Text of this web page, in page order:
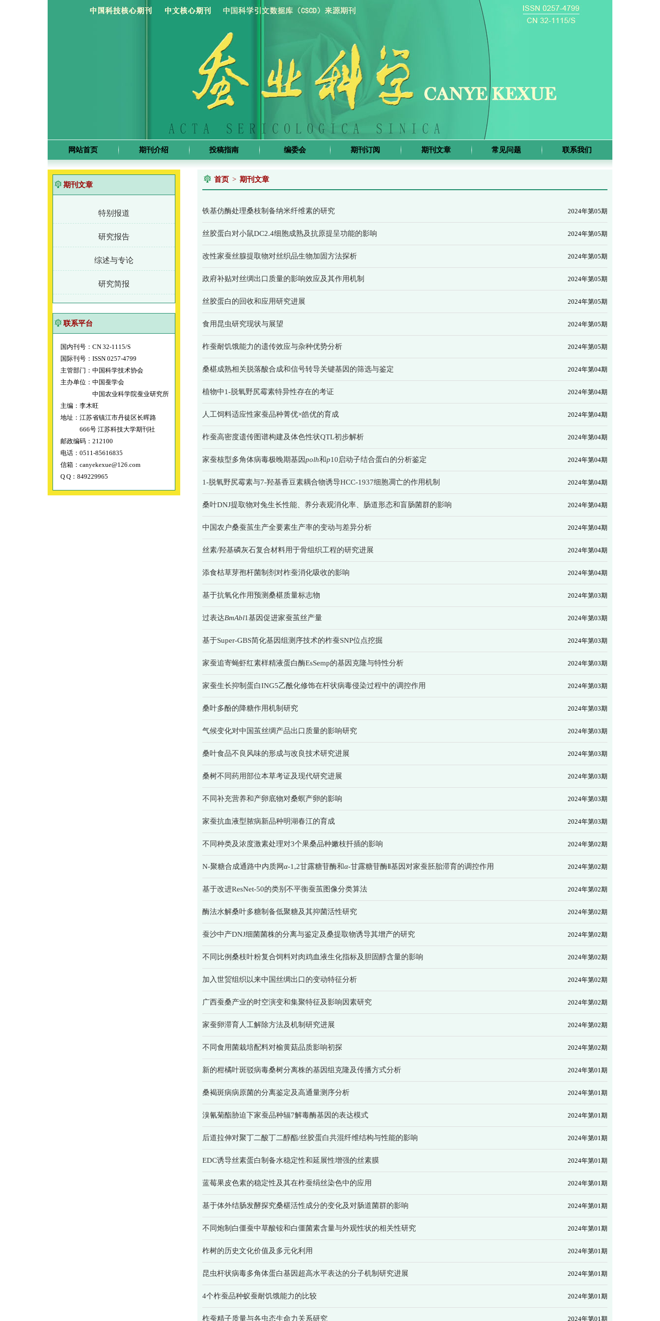
网站首页 期刊介绍 投稿指南 编委会 期刊订阅 期刊文章 常见问题 联系我们
期刊文章
特别报道
研究报告
综述与专论
研究简报
联系平台
国内刊号：CN 32-1115/S
国际刊号：ISSN 0257-4799
主管部门：中国科学技术协会
主办单位：中国蚕学会
中国农业科学院蚕业研究所
主编：李木旺
地址：江苏省镇江市丹徒区长晖路
666号 江苏科技大学期刊社
邮政编码：212100
电话：0511-85616835
信箱：canyekexue@126.com
Q Q：849229965
首页 > 期刊文章
铁基仿酶处理桑枝制备纳米纤维素的研究 2024年第05期
丝胶蛋白对小鼠DC2.4细胞成熟及抗原提呈功能的影响 2024年第05期
改性家蚕丝腺提取物对丝织品生物加固方法探析 2024年第05期
政府补贴对丝绸出口质量的影响效应及其作用机制 2024年第05期
丝胶蛋白的回收和应用研究进展 2024年第05期
食用昆虫研究现状与展望 2024年第05期
柞蚕耐饥饿能力的遗传效应与杂种优势分析 2024年第05期
桑椹成熟相关脱落酸合成和信号转导关键基因的筛选与鉴定 2024年第04期
植物中1-脱氧野尻霉素特异性存在的考证 2024年第04期
人工饲料适应性家蚕品种菁优×皓优的育成 2024年第04期
柞蚕高密度遗传图谱构建及体色性状QTL初步解析 2024年第04期
家蚕核型多角体病毒极晚期基因polh和p10启动子结合蛋白的分析鉴定 2024年第04期
1-脱氧野尻霉素与7-羟基香豆素耦合物诱导HCC-1937细胞凋亡的作用机制 2024年第04期
桑叶DNJ提取物对兔生长性能、养分表观消化率、肠道形态和盲肠菌群的影响 2024年第04期
中国农户桑蚕茧生产全要素生产率的变动与差异分析 2024年第04期
丝素/羟基磷灰石复合材料用于骨组织工程的研究进展 2024年第04期
添食枯草芽孢杆菌制剂对柞蚕消化吸收的影响 2024年第04期
基于抗氧化作用预测桑椹质量标志物 2024年第03期
过表达BmAbl1基因促进家蚕茧丝产量 2024年第03期
基于Super-GBS简化基因组测序技术的柞蚕SNP位点挖掘 2024年第03期
家蚕追寄蝇虾红素样精液蛋白酶EsSemp的基因克隆与特性分析 2024年第03期
家蚕生长抑制蛋白ING5乙酰化修饰在杆状病毒侵染过程中的调控作用 2024年第03期
桑叶多酚的降糖作用机制研究 2024年第03期
气候变化对中国茧丝绸产品出口质量的影响研究 2024年第03期
桑叶食品不良风味的形成与改良技术研究进展 2024年第03期
桑树不同药用部位本草考证及现代研究进展 2024年第03期
不同补充营养和产卵底物对桑螟产卵的影响 2024年第03期
家蚕抗血液型脓病新品种明湖春江的育成 2024年第03期
不同种类及浓度激素处理对3个果桑品种嫩枝扦插的影响 2024年第02期
N-聚糖合成通路中内质网α-1,2甘露糖苷酶和α-甘露糖苷酶Ⅱ基因对家蚕胚胎滞育的调控作用 2024年第02期
基于改进ResNet-50的类别不平衡蚕茧图像分类算法 2024年第02期
酶法水解桑叶多糖制备低聚糖及其抑菌活性研究 2024年第02期
蚕沙中产DNJ细菌菌株的分离与鉴定及桑提取物诱导其增产的研究 2024年第02期
不同比例桑枝叶粉复合饲料对肉鸡血液生化指标及胆固醇含量的影响 2024年第02期
加入世贸组织以来中国丝绸出口的变动特征分析 2024年第02期
广西蚕桑产业的时空演变和集聚特征及影响因素研究 2024年第02期
家蚕卵滞育人工解除方法及机制研究进展 2024年第02期
不同食用菌栽培配料对榆黄菇品质影响初探 2024年第02期
新的柑橘叶斑驳病毒桑树分离株的基因组克隆及传播方式分析 2024年第01期
桑褐斑病病原菌的分离鉴定及高通量测序分析 2024年第01期
溴氰菊酯胁迫下家蚕品种辐7解毒酶基因的表达模式 2024年第01期
后道拉伸对聚丁二酸丁二醇酯/丝胶蛋白共混纤维结构与性能的影响 2024年第01期
EDC诱导丝素蛋白制备水稳定性和延展性增强的丝素膜 2024年第01期
蓝莓果皮色素的稳定性及其在柞蚕绢丝染色中的应用 2024年第01期
基于体外结肠发酵探究桑椹活性成分的变化及对肠道菌群的影响 2024年第01期
不同炮制白僵蚕中草酸铵和白僵菌素含量与外观性状的相关性研究 2024年第01期
柞树的历史文化价值及多元化利用 2024年第01期
昆虫杆状病毒多角体蛋白基因超高水平表达的分子机制研究进展 2024年第01期
4个柞蚕品种蚁蚕耐饥饿能力的比较 2024年第01期
柞蚕精子质量与各虫态生命力关系研究 2024年第01期